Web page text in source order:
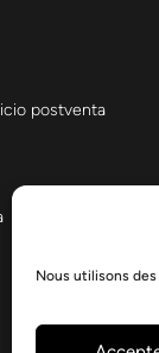
Nous utilisons
postventa